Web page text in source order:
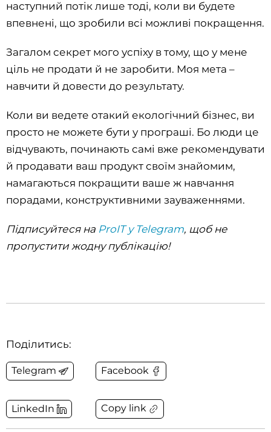
наступний потік лише тоді, коли ви будете
впевнені, що зробили всі можливі покращення.
Загалом секрет мого успіху в тому, що у мене
ціль не продати й не заробити. Моя мета –
навчити й довести до результату.
Коли ви ведете отакий екологічний бізнес, ви
просто не можете бути у програші. Бо люди це
відчувають, починають самі вже рекомендувати
й продавати ваш продукт своїм знайомим,
намагаються покращити ваше ж навчання
порадами, конструктивними зауваженнями.
Підписуйтеся на ProIT у Telegram, щоб не
пропустити жодну публікацію!
Поділитись:
Telegram Facebook
LinkedIn Copy link